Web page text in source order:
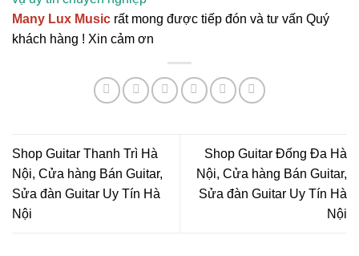
Many Lux Music rất mong được tiếp đón và tư vấn Quý
khách hàng ! Xin cảm ơn
Shop Guitar Thanh Trì Hà
Nội, Cửa hàng Bán Guitar,
Sửa đàn Guitar Uy Tín Hà
Nội
Shop Guitar Đống Đa Hà
Nội, Cửa hàng Bán Guitar,
Sửa đàn Guitar Uy Tín Hà
Nội